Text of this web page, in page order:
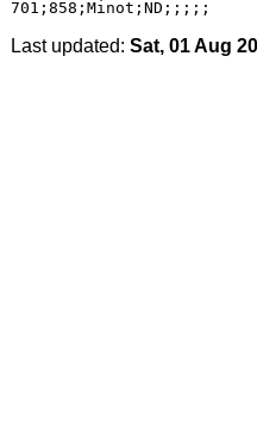
Last updated: Sat, 01 Aug